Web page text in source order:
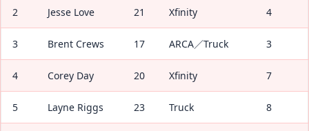
2 Jesse Love 21 Xfinity 4
3 Brent Crews 17 ARCA／Truck 3
4 Corey Day 20 Xfinity 7
5 Layne Riggs 23 Truck 8